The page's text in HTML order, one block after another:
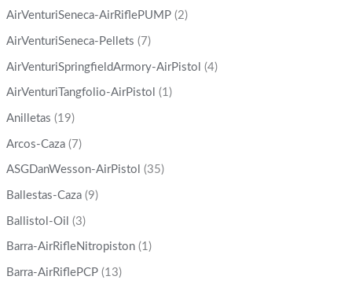
AirVenturiSeneca-AirRiflePUMP (2)
AirVenturiSeneca-Pellets (7)
AirVenturiSpringfieldArmory-AirPistol (4)
AirVenturiTangfolio-AirPistol (1)
Anilletas (19)
Arcos-Caza (7)
ASGDanWesson-AirPistol (35)
Ballestas-Caza (9)
Ballistol-Oil (3)
Barra-AirRifleNitropiston (1)
Barra-AirRiflePCP (13)